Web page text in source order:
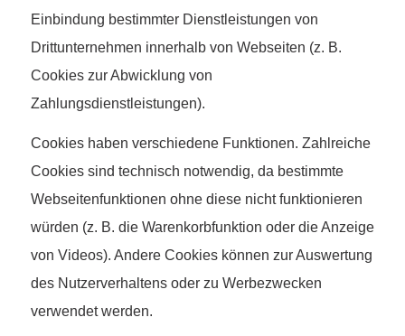
Einbindung bestimmter Dienstleistungen von
Drittunternehmen innerhalb von Webseiten (z. B.
Cookies zur Abwicklung von
Zahlungsdienstleistungen).
Cookies haben verschiedene Funktionen. Zahlreiche
Cookies sind technisch notwendig, da bestimmte
Webseitenfunktionen ohne diese nicht funktionieren
würden (z. B. die Warenkorbfunktion oder die Anzeige
von Videos). Andere Cookies können zur Auswertung
des Nutzerverhaltens oder zu Werbezwecken
verwendet werden.